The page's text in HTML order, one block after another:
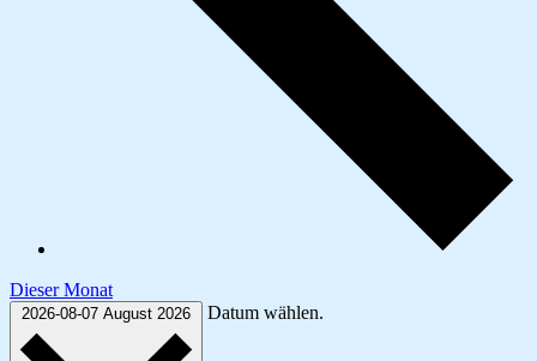
Dieser Monat
2026-08-07 August 2026 Datum wählen.